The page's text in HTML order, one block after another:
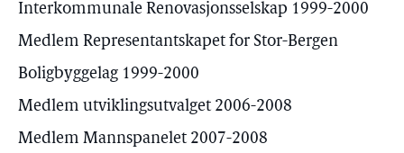
Interkommunale Renovasjonsselskap 1999-2000
Medlem Representantskapet for Stor-Bergen
Boligbyggelag 1999-2000
Medlem utviklingsutvalget 2006-2008
Medlem Mannspanelet 2007-2008